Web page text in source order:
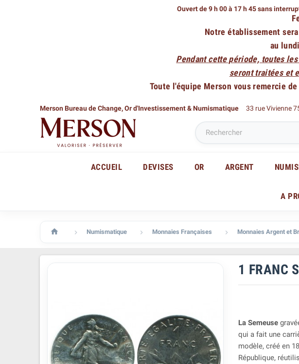
Ouvert de 9 h 00 à 17 h 45 sans
Notre établissement
au
Pendant cette période, toutes
seront traitées et
Toute l'équipe Merson vous remercie
Merson Bureau de Change, Or d'Investissement & Numismatique 33 rue Vivienne
ACCUEIL DEVISES OR ARGENT
A
  Numismatique  Monnaies Françaises  Monnaies Argent et
1 FRANC
La Semeuse
qui a fait une
modèle, créé en
République,